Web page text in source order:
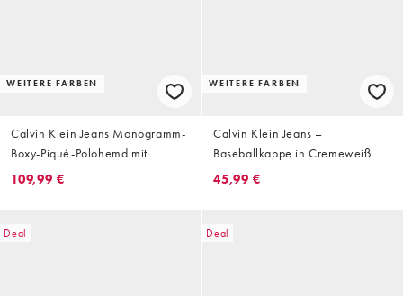
WEITERE FARBEN
Calvin Klein Jeans Monogramm-
Boxy-Piqué-Polohemd mit
Schriftzug-Logo in Dunkelblau
109,99 €
WEITERE FARBEN
Calvin Klein Jeans –
Baseballkappe in Cremeweiß mit
silberfarbener Logo-Stickerei
45,99 €
Deal Deal